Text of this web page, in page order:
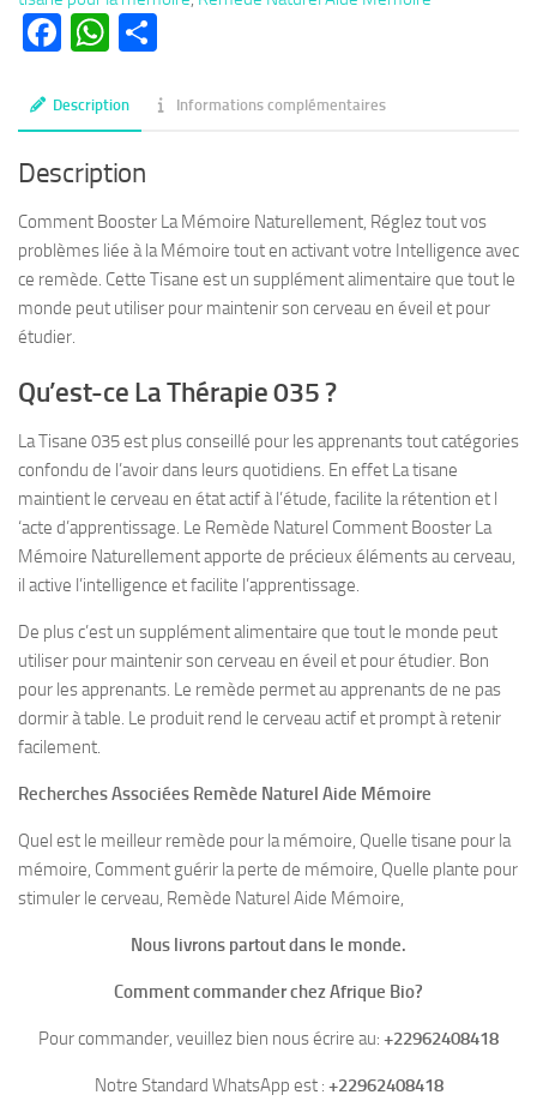
Éveil
L'intelligenceFacebook
WhatsApp
Description Informations complémentaires
Description
Comment Booster La Mémoire Naturellement, Réglez tout vos
problèmes liée à la Mémoire tout en activant votre Intelligence avec
ce remède. Cette Tisane est un supplément alimentaire que tout le
monde peut utiliser pour maintenir son cerveau en éveil et pour
étudier.
Qu’est-ce La Thérapie 035 ?
La Tisane 035 est plus conseillé pour les apprenants tout catégories
confondu de l’avoir dans leurs quotidiens. En effet La tisane
maintient le cerveau en état actif à l’étude, facilite la rétention et l
‘acte d’apprentissage. Le Remède Naturel Comment Booster La
Mémoire Naturellement apporte de précieux éléments au cerveau,
il active l’intelligence et facilite l’apprentissage.
De plus c’est un supplément alimentaire que tout le monde peut
utiliser pour maintenir son cerveau en éveil et pour étudier. Bon
pour les apprenants. Le remède permet au apprenants de ne pas
dormir à table. Le produit rend le cerveau actif et prompt à retenir
facilement.
Recherches Associées Remède Naturel Aide Mémoire
Quel est le meilleur remède pour la mémoire, Quelle tisane pour la
mémoire, Comment guérir la perte de mémoire, Quelle plante pour
stimuler le cerveau, Remède Naturel Aide Mémoire,
Nous livrons partout dans le monde.
Comment commander chez Afrique Bio?
Pour commander, veuillez bien nous écrire au: +22962408418
Notre Standard WhatsApp est : +22962408418